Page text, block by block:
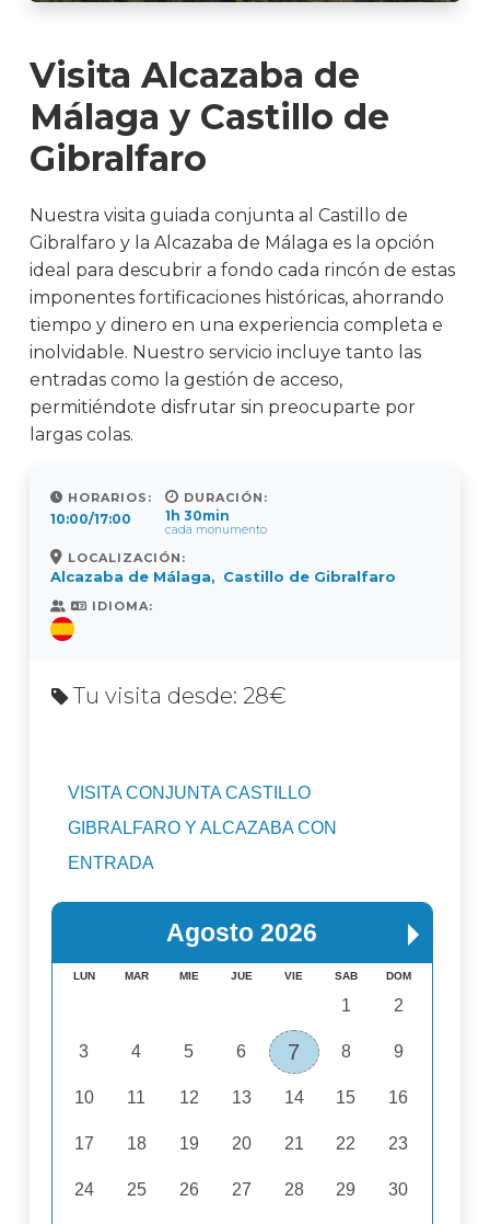
Visita Alcazaba de
Málaga y Castillo de
Gibralfaro
Nuestra visita guiada conjunta al Castillo de
Gibralfaro y la Alcazaba de Málaga es la opción
ideal para descubrir a fondo cada rincón de estas
imponentes fortificaciones históricas, ahorrando
tiempo y dinero en una experiencia completa e
inolvidable. Nuestro servicio incluye tanto las
entradas como la gestión de acceso,
permitiéndote disfrutar sin preocuparte por
largas colas.
HORARIOS:
10:00/17:00
DURACIÓN:
1h 30min
cada monumento
LOCALIZACIÓN:
Alcazaba de Málaga, Castillo de Gibralfaro
IDIOMA:
Tu visita desde: 28€